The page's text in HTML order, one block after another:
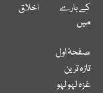
کے بارے
میں
اخلاق
صفحۂ اول
تازہ ترین
غزہ لہو لہو